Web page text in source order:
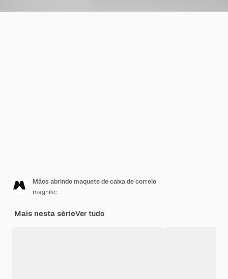
Mãos abrindo maquete de caixa de correio
magnific
Mais nesta sérieVer tudo